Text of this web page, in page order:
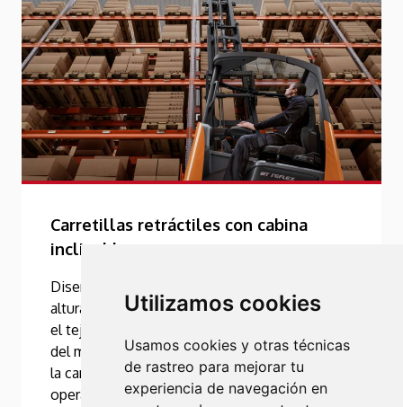
Utilizamos cookies
Usamos cookies y otras técnicas
de rastreo para mejorar tu
experiencia de navegación en
Carretillas retráctiles con cabina
inclinable
Diseñadas para un inigualable rendimiento en
altura. Gracias a la cabina inclinable exclusiva,
el tejadillo transparente, así como al diseño
del mástil, ofrece una excelente visibilidad de
la carga. Reduce el riesgo de fatiga del
operario en aplicaciones repetitivas en altura.